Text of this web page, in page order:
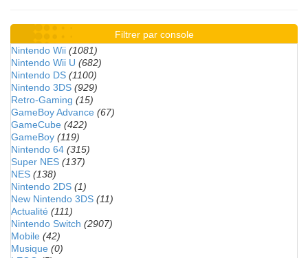
Filtrer par console
Nintendo Wii (1081)
Nintendo Wii U (682)
Nintendo DS (1100)
Nintendo 3DS (929)
Retro-Gaming (15)
GameBoy Advance (67)
GameCube (422)
GameBoy (119)
Nintendo 64 (315)
Super NES (137)
NES (138)
Nintendo 2DS (1)
New Nintendo 3DS (11)
Actualité (111)
Nintendo Switch (2907)
Mobile (42)
Musique (0)